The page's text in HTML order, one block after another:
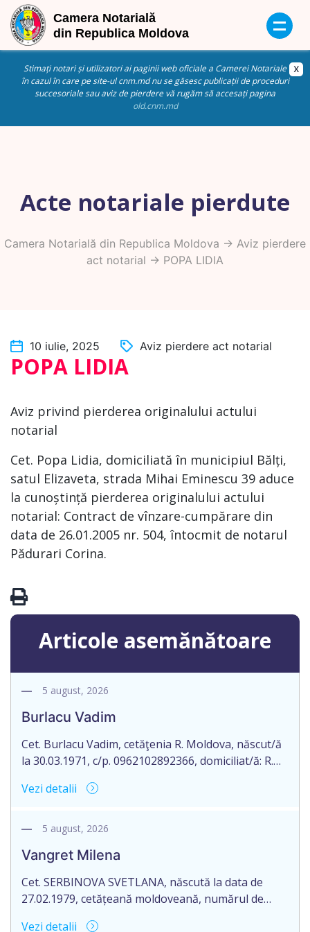
Stimați notari și utilizatori ai paginii web oficiale a Camerei Notariale
în cazul în care pe site-ul cnm.md nu se găsesc publicații de proceduri
succesoriale sau aviz de pierdere vă rugăm să accesați pagina
old.cnm.md
Acte notariale pierdute
Camera Notarială din Republica Moldova -> Aviz pierdere
act notarial -> POPA LIDIA
10 iulie, 2025 Aviz pierdere act notarial
POPA LIDIA
Aviz privind pierderea originalului actului
notarial
Cet. Popa Lidia, domiciliată în municipiul Bălți,
satul Elizaveta, strada Mihai Eminescu 39 aduce
la cunoștință pierderea originalului actului
notarial: Contract de vînzare-cumpărare din
data de 26.01.2005 nr. 504, întocmit de notarul
Pădurari Corina.
Articole asemănătoare
5 august, 2026
Burlacu Vadim
Cet. Burlacu Vadim, cetăţenia R. Moldova, născut/ă
la 30.03.1971, c/p. 0962102892366, domiciliat/ă: R.
45, ap. 60, aduce la cunoștință pierderea
moștenitor testamentar nr. 3056 eliberat la
sediul or. Rezina, str. 27 August nr. 44, ap. […]
Vezi detalii
5 august, 2026
Vangret Milena
Cet. SERBINOVA SVETLANA, născută la data de
27.02.1979, cetățeană moldoveană, numărul de
Vezi detalii